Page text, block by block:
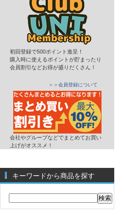
初回登録で500ポイント進呈！
購入時に使えるポイントが貯まったり
会員割引などお得が盛りだくさん！
＞＞会員登録について
会社やグループなどでまとめてお買い
上げがオススメ！
キーワードから商品を探す